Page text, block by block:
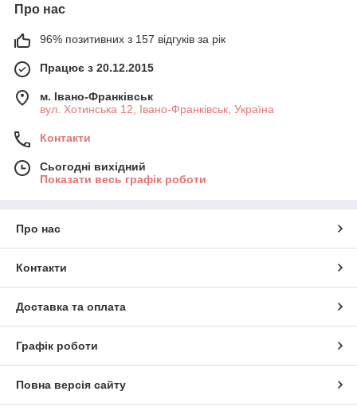
Про нас
96% позитивних з 157 відгуків за рік
Працює з 20.12.2015
м. Івано-Франківськ
вул. Хотинська 12, Івано-Франківськ, Україна
Контакти
Сьогодні вихідний
Показати весь графік роботи
Про нас
Контакти
Доставка та оплата
Графік роботи
Повна версія сайту